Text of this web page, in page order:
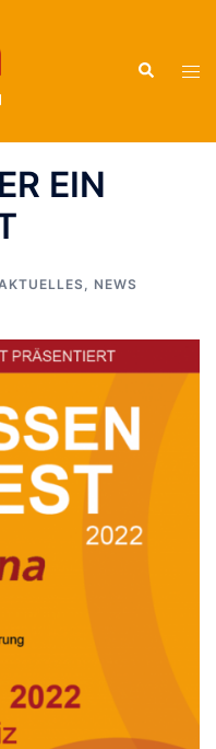
Suche
EIN
, NEWS